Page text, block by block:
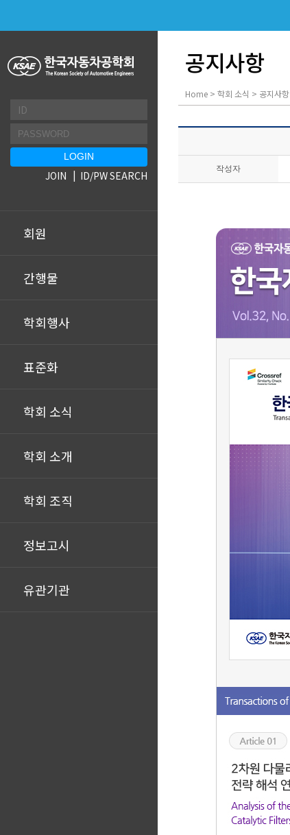
회원
간행물
학회행사
표준화
학회 소식
학회 소개
학회 조직
정보고시
유관기관
JOIN ID/PW SEARCH
공지사항
Home > 학회 소식 > 공지사항
작성자